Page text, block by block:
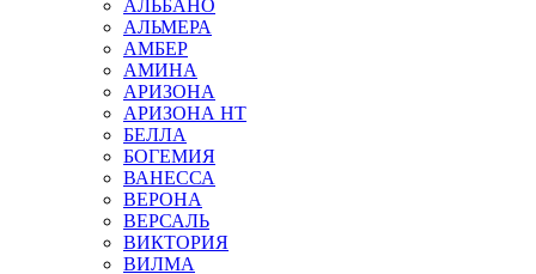
АЛЬБАНО
АЛЬМЕРА
АМБЕР
АМИНА
АРИЗОНА
АРИЗОНА НТ
БЕЛЛА
БОГЕМИЯ
ВАНЕССА
ВЕРОНА
ВЕРСАЛЬ
ВИКТОРИЯ
ВИЛМА